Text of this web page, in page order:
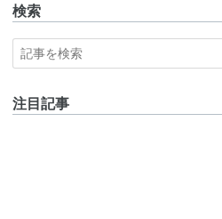
検索
注目記事